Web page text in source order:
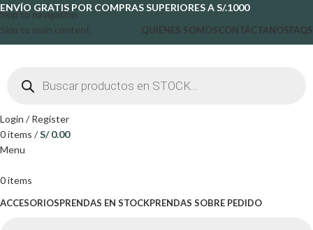
Skip to navigation
Skip to main content
ENVÍO GRATIS POR COMPRAS SUPERIORES A S/.1000
QUIÉNES SOMOSCONTÁCTANOSFAQS
Login / Register
0items /S/0.00
Menu
0items
ACCESORIOSPRENDAS EN STOCKPRENDAS SOBRE PEDIDO